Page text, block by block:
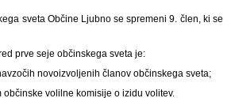
sveta Občine Ljubno se spremeni 9. člen, ki se
prve seje občinskega sveta je:
novoizvoljenih članov občinskega sveta;
občinske volilne komisije o izidu volitev.